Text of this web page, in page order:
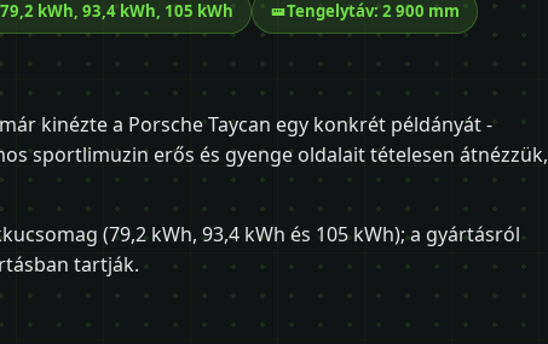
kWh, 93,4 kWh, 105 kWh Tengelytáv: 2 900 mm
kinézte a Porsche Taycan egy konkrét példányát -
sportlimuzin erős és gyenge oldalait tételesen átnézzük,
(79,2 kWh, 93,4 kWh és 105 kWh); a gyártásról
tartják.